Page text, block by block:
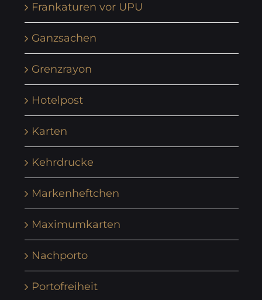
Frankaturen vor UPU
Ganzsachen
Grenzrayon
Hotelpost
Karten
Kehrdrucke
Markenheftchen
Maximumkarten
Nachporto
Portofreiheit